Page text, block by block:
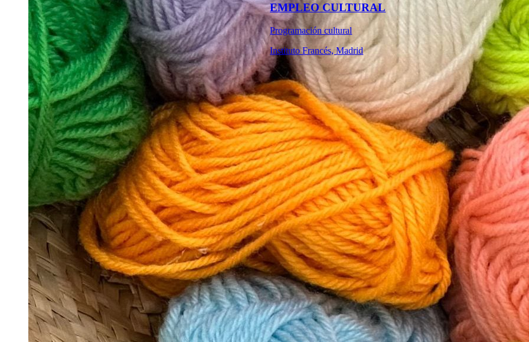
EMPLEO CULTURAL
Programación cultural
Instituto Francés, Madrid